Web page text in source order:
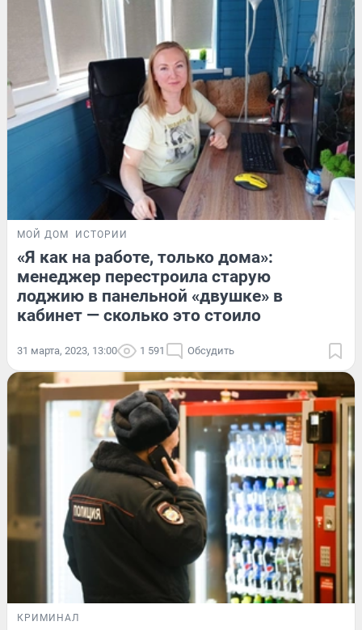
МОЙ ДОМ ИСТОРИИ
«Я как на работе, только дома»:
менеджер перестроила старую
лоджию в панельной «двушке» в
кабинет — сколько это стоило
31 марта, 2023, 13:00 1 591 Обсудить
КРИМИНАЛ